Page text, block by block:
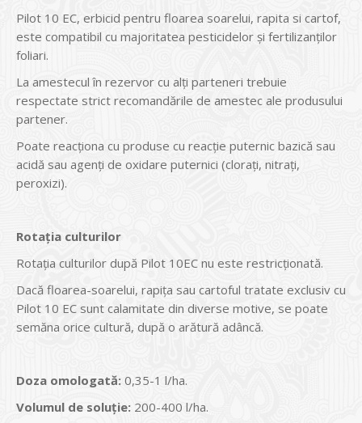
Pilot 10 EC, erbicid pentru floarea soarelui, rapita si cartof,
este compatibil cu majoritatea pesticidelor și fertilizanților
foliari.
La amestecul în rezervor cu alți parteneri trebuie
respectate strict recomandările de amestec ale produsului
partener.
Poate reacționa cu produse cu reacție puternic bazică sau
acidă sau agenți de oxidare puternici (clorați, nitrați,
peroxizi).
Rotația culturilor
Rotația culturilor după Pilot 10EC nu este restricţionată.
Dacă floarea-soarelui, rapița sau cartoful tratate exclusiv cu
Pilot 10 EC sunt calamitate din diverse motive, se poate
semăna orice cultură, după o arătură adâncă.
Doza omologată: 0,35-1 l/ha.
Volumul de soluție: 200-400 l/ha.